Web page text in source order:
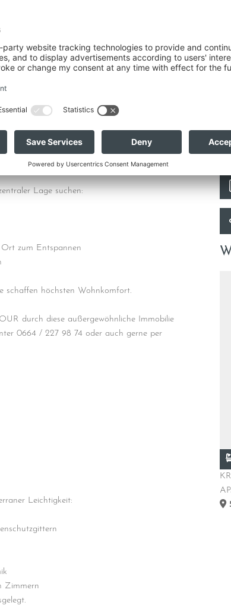
Niveau vereint.
Lage suchen:
zum Entspannen
schaffen höchsten Wohnkomfort.
durch diese außergewöhnliche Immobilie
0664 / 227 98 74 oder auch gerne per
Leichtigkeit:
Zimmern
51500Krk